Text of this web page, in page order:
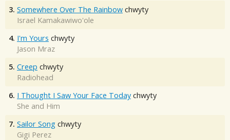
3. Somewhere Over The Rainbow chwyty
Israel Kamakawiwo'ole
4. I'm Yours chwyty
Jason Mraz
5. Creep chwyty
Radiohead
6. I Thought I Saw Your Face Today chwyty
She and Him
7. Sailor Song chwyty
Gigi Perez